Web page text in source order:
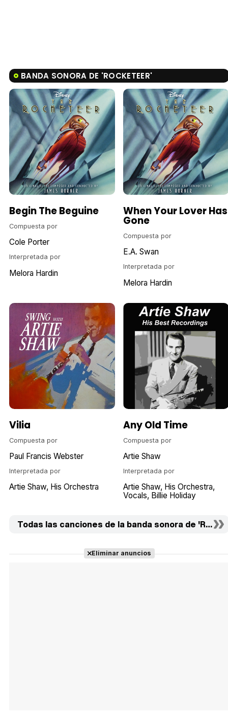
BANDA SONORA DE 'ROCKETEER'
Begin The Beguine
Compuesta por
Cole Porter
Interpretada por
Melora Hardin
When Your Lover Has
Gone
Compuesta por
E.A. Swan
Interpretada por
Melora Hardin
Vilia
Compuesta por
Paul Francis Webster
Interpretada por
Artie Shaw His Orchestra
Any Old Time
Compuesta por
Artie Shaw
Interpretada por
Artie Shaw His Orchestra
Vocals
Billie Holiday
Todas las canciones de la banda sonora de
Eliminar anuncios